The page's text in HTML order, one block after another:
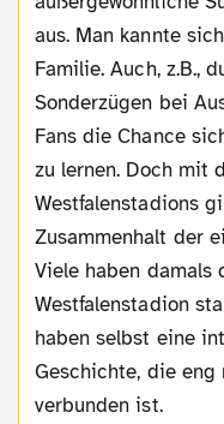
aus. Man kannte
Familie. Auch, z.B.,
Sonderzügen bei
Fans die Chance
zu lernen. Doch mit
Westfalenstadions
Zusammenhalt der
Viele haben damals
Westfalenstadion
haben selbst eine
Geschichte, die
verbunden ist.